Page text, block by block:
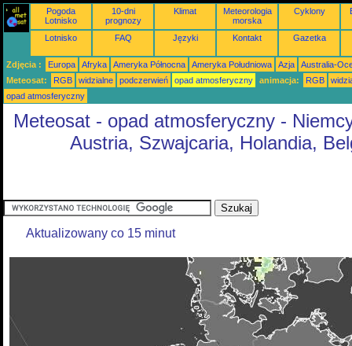
Pogoda
Lotnisko
10-dni
prognozy
Klimat
Meteorologia
morska
Cyklony
Lotnisko FAQ Języki Kontakt Gazetka
Zdjęcia : Europa Afryka Ameryka Północna Ameryka Południowa Azja
Australia-
Meteosat:
RGB widzialne podczerwień opad atmosferyczny animacja: RGB
opad atmosferyczny
Meteosat - opad atmosferyczny -
Austria, Szwajcaria, Holandia,
Aktualizowany co 15 minut